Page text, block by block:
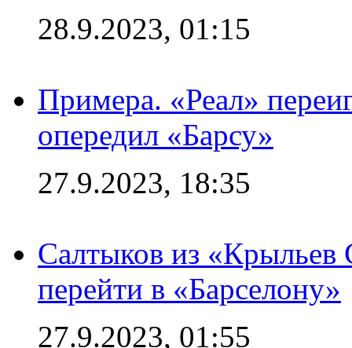
28.9.2023, 01:15
Примера. «Реал»
опередил «Барсу»
27.9.2023, 18:35
Салтыков из «Крыльев
перейти в «Барселону»
27.9.2023, 01:55